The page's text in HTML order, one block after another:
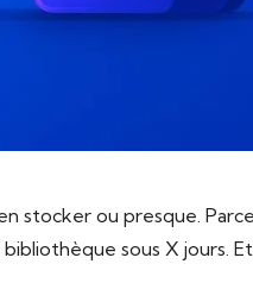
stocker ou presque.
sous X jours.